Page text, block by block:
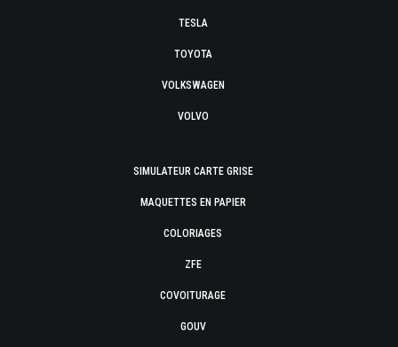
TESLA
TOYOTA
VOLKSWAGEN
VOLVO
SIMULATEUR CARTE GRISE
MAQUETTES EN PAPIER
COLORIAGES
ZFE
COVOITURAGE
GOUV